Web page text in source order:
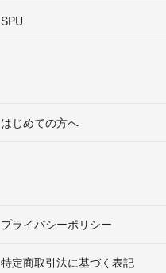
SPU
はじめての方へ
プライバシーポリシー
特定商取引法に基づく表記